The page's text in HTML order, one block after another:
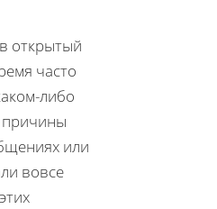
открытый
часто
либо
причины
или
вовсе